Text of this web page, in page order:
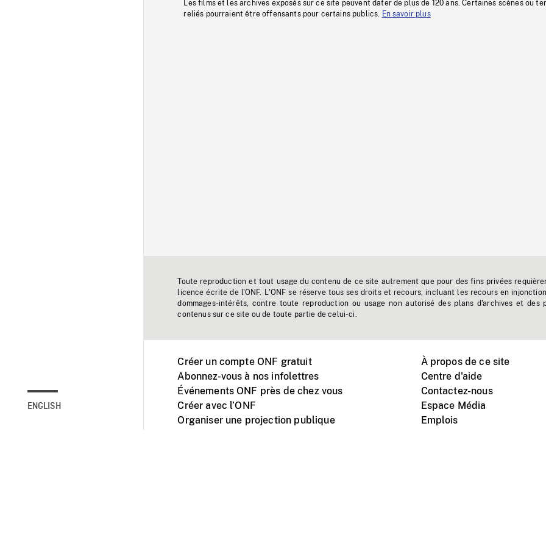
ENGLISH
Les films et les archives exposés sur ce site peuvent dater de plus de 120 ans. Certaines scènes ou
reliés pourraient être offensants pour certains publics.
En savoir plus
Toute reproduction et tout usage du contenu de ce site autrement que pour des fins privées
licence écrite de l'ONF. L'ONF se réserve tous ses droits et recours, incluant les recours en
dommages-intérêts, contre toute reproduction ou usage non autorisé des plans d'archives et des
contenus sur ce site ou de toute partie de celui-ci.
Créer un compte ONF gratuit
Abonnez-vous à nos infolettres
Événements ONF près de chez vous
Créer avec l’ONF
Organiser une projection publique
À propos de ce site
Centre d'aide
Contactez-nous
Espace Média
Emplois